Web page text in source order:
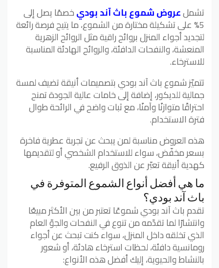
تشملعروض شموع باث آند بوديخصمًا يصل إلى
5% على تشكيلة مختارة من الشموع، ما يتيح فرصة رائعة
لتجديد أجواء المنزل بروائح راقية مثل الروائح الزهرية
المنعشة، والنفحات الدافئة، والروائح الهادئة المناسبة
للاسترخاء.
تتميّز شموع باث آند بودي بتصميمات أنيقة تضيف لمسة
جمالية للديكور، إضافة إلى خامات عالية الجودة تمنح
احتراقًا متوازنًا وآمنًا، مع ثبات واضح في الرائحة طوال
فترة الاستخدام.
هذه العروض مناسبة لمن يبحث عن تجربة عطرية فاخرة
بسعر مخفّض، سواء للاستخدام الشخصي أو لتقديمها
كهدية أنيقة تعبّر عن الذوق الرفيع.
ما هي أفضل أنواع الشموع المتوفرة في
باث آند بودي؟
تقدم باث آند بودي شموعًا تعتبر من بين الأكثر مبيعًا
وانتشارًا لما تقدّمه من تنوع في النفحات والجوّ العام
الذي تخلقه داخل المنزل، سواء كنت تبحث عن أجواء
رومانسية دافئة، لحظات استرخاء هادئة، أو شعور
بالنشاط والحيوية، إليك أفضل هذه الأنواع: